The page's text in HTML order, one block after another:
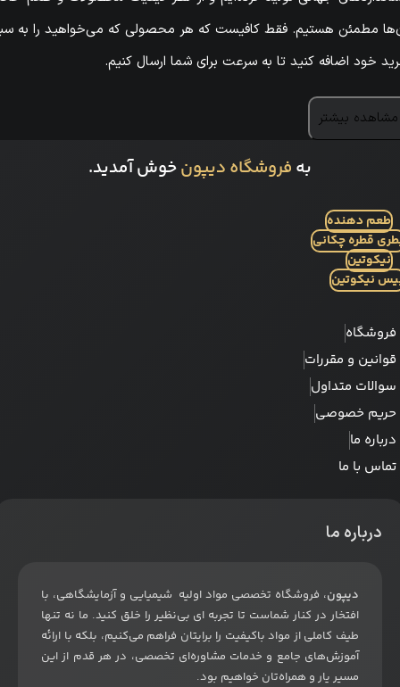
مطمئن هستیم. فقط کافیست که هر محصولی که می‌خواهید را به
خود اضافه کنید تا به سرعت برای شما ارسال کنیم.
مشاهده بیشتر
به فروشگاه دیپونخوش آمدید.
طعم دهنده
قطره چکانی
نیکوتین
نیکوتین
فروشگاه
قوانین و مقررات
سوالات متداول
حریم خصوصی
درباره ما
تماس با ما
درباره ما
دیپون، فروشگاه تخصصی مواد اولیه شیمیایی و آزمایشگاهی، با
افتخار در کنار شماست تا تجربه ای بی‌نظیر را خلق کنید. ما نه تنها
طیف کاملی از مواد باکیفیت را برایتان فراهم می‌کنیم، بلکه با ارائه
آموزش‌های جامع و خدمات مشاوره‌ای تخصصی، در هر قدم از این
مسیر یار و همراه‌تان خواهیم بود.